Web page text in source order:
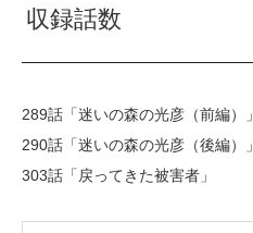
収録話数
289話「迷いの森の光彦（前編）」
290話「迷いの森の光彦（後編）」
303話「戻ってきた被害者」